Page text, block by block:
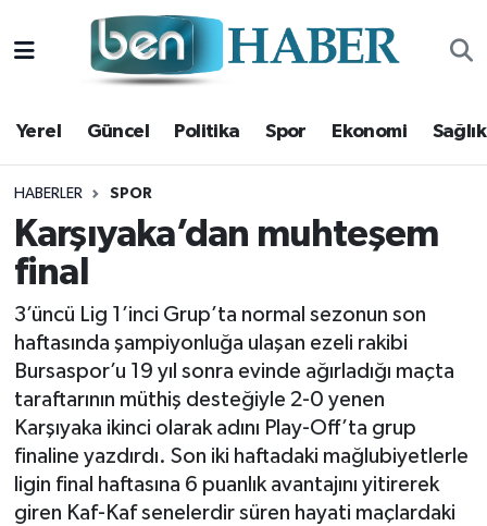
Yerel Güncel Politika Spor Ekonomi Sağlık
HABERLER SPOR
Karşıyaka’dan muhteşem
final
3’üncü Lig 1’inci Grup’ta normal sezonun son
haftasında şampiyonluğa ulaşan ezeli rakibi
Bursaspor’u 19 yıl sonra evinde ağırladığı maçta
taraftarının müthiş desteğiyle 2-0 yenen
Karşıyaka ikinci olarak adını Play-Off’ta grup
finaline yazdırdı. Son iki haftadaki mağlubiyetlerle
ligin final haftasına 6 puanlık avantajını yitirerek
giren Kaf-Kaf senelerdir süren hayati maçlardaki
Yerel
Güncel
Politika
Spor
Ekonomi
Sağlık
Magazin
Kültür Sanat
Hava Durumu
Trafik Durumu
Süper Lig Puan Durumu ve Fikstür
Tüm Manşetler
Son Dakika Haberleri
Haber Arşivi